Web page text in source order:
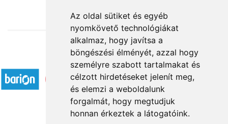
Az oldal sütiket és egyéb
nyomkövető technológiákat
alkalmaz, hogy javítsa a
böngészési élményét, azzal hogy
személyre szabott tartalmakat és
célzott hirdetéseket jelenít meg,
és elemzi a weboldalunk
forgalmát, hogy megtudjuk
honnan érkeztek a látogatóink.
Accepted payment methods